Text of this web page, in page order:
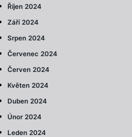
Říjen 2024
Září 2024
Srpen 2024
Červenec 2024
Červen 2024
Květen 2024
Duben 2024
Únor 2024
Leden 2024